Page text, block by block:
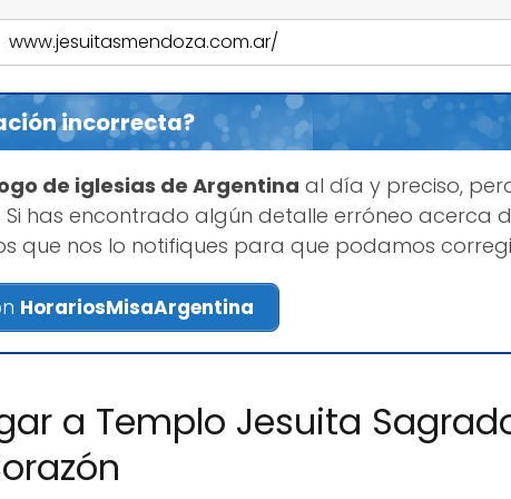
www.jesuitasmendoza.com.ar/
incorrecta?
de iglesias de Argentina al día y preciso,
has encontrado algún detalle erróneo acerca
que nos lo notifiques para que podamos
HorariosMisaArgentina
a Templo Jesuita